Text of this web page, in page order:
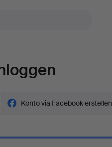
Konto via Facebook erstellen